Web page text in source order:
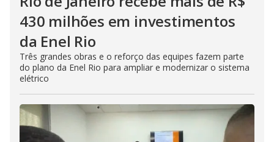
430 milhões em investimentos
da Enel Rio
Três grandes obras e o reforço das equipes fazem parte
do plano da Enel Rio para ampliar e modernizar o sistema
elétrico